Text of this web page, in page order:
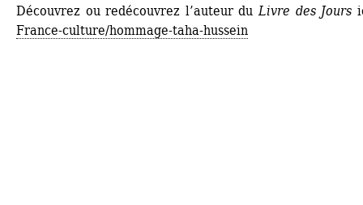
Découvrez ou redécouvrez l’auteur du Livre des Jours
France-culture/hommage-taha-hussein